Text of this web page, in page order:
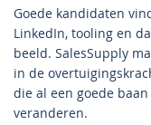
Goede kandidaten
LinkedIn, tooling en
beeld. SalesSupply
in de
die al een goede
veranderen.